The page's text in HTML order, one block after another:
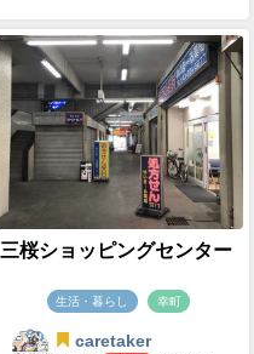
三桜ショッピングセンター
生活・暮らし 幸町
caretaker